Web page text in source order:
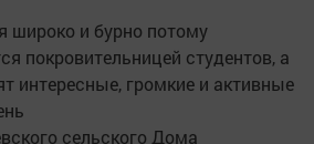
широко и бурно потому
покровительницей студентов, а
интересные, громкие и активные
сельского Дома